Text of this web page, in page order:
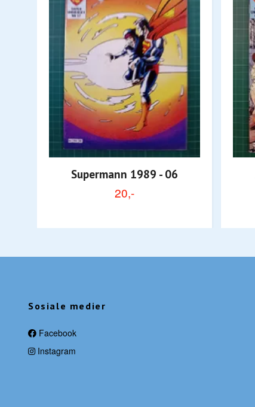
Supermann 1989 - 06
20,-
Sosiale medier
Facebook
Instagram